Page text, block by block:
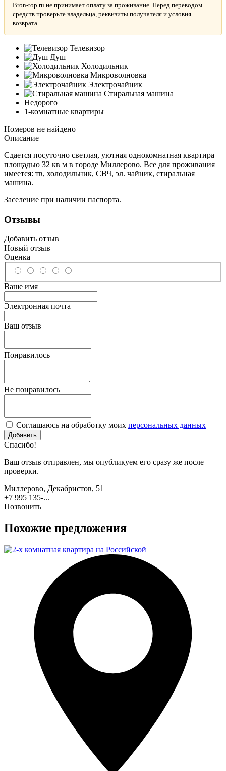
Bron-top.ru не принимает оплату за проживание. Перед переводом
средств проверьте владельца, реквизиты получателя и условия
возврата.
Телевизор
Душ
Холодильник
Микроволновка
Электрочайник
Стиральная машина
Недорого
1-комнатные квартиры
Номеров не найдено
Описание
Сдается посуточно светлая, уютная однокомнатная квартира
площадью 32 кв м в городе Миллерово. Все для проживания
имеется: тв, холодильник, СВЧ, эл. чайник, стиральная
машина.
Заселение при наличии паспорта.
Отзывы
Добавить отзыв
Новый отзыв
Оценка
Ваше имя
Электронная почта
Ваш отзыв
Понравилось
Не понравилось
Соглашаюсь на обработку моих персональных данных
Спасибо!
Ваш отзыв отправлен, мы опубликуем его сразу же после
проверки.
Миллерово, Декабристов, 51
+7 995 135-...
Позвонить
Похожие предложения